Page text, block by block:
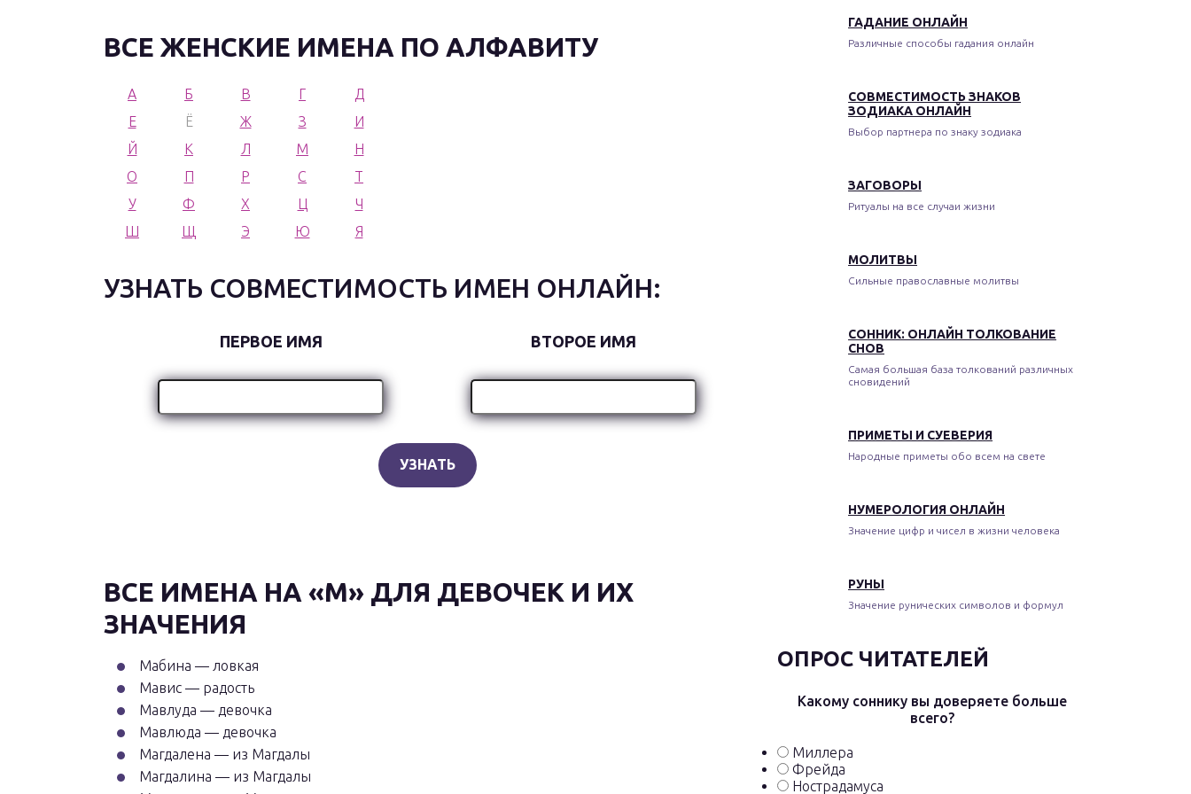
ВСЕ ЖЕНСКИЕ ИМЕНА ПО АЛФАВИТУ
А Б В Г
Д
Е
Ё Ж З
И
Й
К Л М
Н
О
П Р С
Т
У
Ф Х Ц
Ч
Ш
Щ Э Ю Я
УЗНАТЬ СОВМЕСТИМОСТЬ ИМЕН ОНЛАЙН:
ПЕРВОЕ ИМЯ ВТОРОЕ ИМЯ
ВСЕ ИМЕНА НА «М» ДЛЯ ДЕВОЧЕК И ИХ
ЗНАЧЕНИЯ
Мабина — ловкая
Мавис — радость
Мавлуда — девочка
Мавлюда — девочка
Магдалена — из Магдалы
Магдалина — из Магдалы
ГАДАНИЕ ОНЛАЙН
Различные способы гадания онлайн
СОВМЕСТИМОСТЬ ЗНАКОВ
ЗОДИАКА ОНЛАЙН
Выбор партнера по знаку зодиака
ЗАГОВОРЫ
Ритуалы на все случаи жизни
МОЛИТВЫ
Сильные православные молитвы
СОННИК: ОНЛАЙН ТОЛКОВАНИЕ
СНОВ
Самая большая база толкований различных
сновидений
ПРИМЕТЫ И СУЕВЕРИЯ
Народные приметы обо всем на свете
НУМЕРОЛОГИЯ ОНЛАЙН
Значение цифр и чисел в жизни человека
РУНЫ
Значение рунических символов и формул
ОПРОС ЧИТАТЕЛЕЙ
Какому соннику вы доверяете больше
всего?
Миллера
Фрейда
Нострадамуса